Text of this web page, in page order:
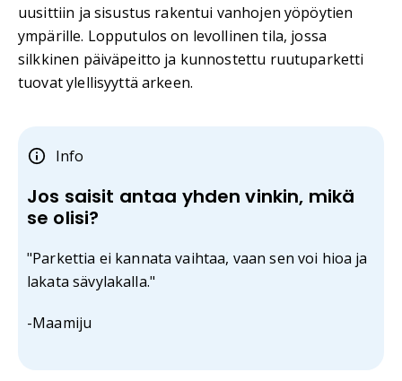
uusittiin ja sisustus rakentui vanhojen yöpöytien
ympärille. Lopputulos on levollinen tila, jossa
silkkinen päiväpeitto ja kunnostettu ruutuparketti
tuovat ylellisyyttä arkeen.
Info
Jos saisit antaa yhden vinkin, mikä
se olisi?
"Parkettia ei kannata vaihtaa, vaan sen voi hioa ja
lakata sävylakalla."
-Maamiju